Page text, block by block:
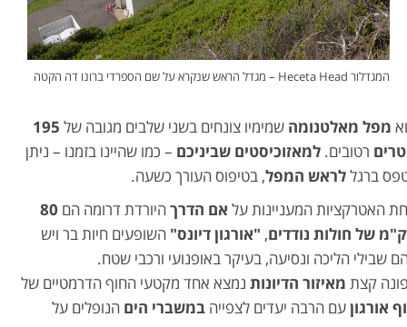
המגדלור Heceta Head – מגדל הראש שנקרא על שם הספרדי ברונו דה הקטה
מפל מאלטנומה שמימיו צונחים בשני שלבים מגובה של 195
רטובים. למאזוכיסטים שביניכם – כמו שהיינו בזמנו – ניתן
ברגללראש המפל, בטיפוס העורך כשעה.
האטרקציות המעניינות על אם הדרךהיורדת דרומה הם 80
של חולות נודדים, "אורגון דיונס" השופעים חיות בר ויש
שבילי הליכה ונסיעה, בעיקר באופנועי ורכבי שטח.
קצת מאיזור הדיונות נמצא אחד מקטעי החוף הדרמטיים של
אורגוןעם הרבה יעדים לצפייה במשברי הים הנופלים על